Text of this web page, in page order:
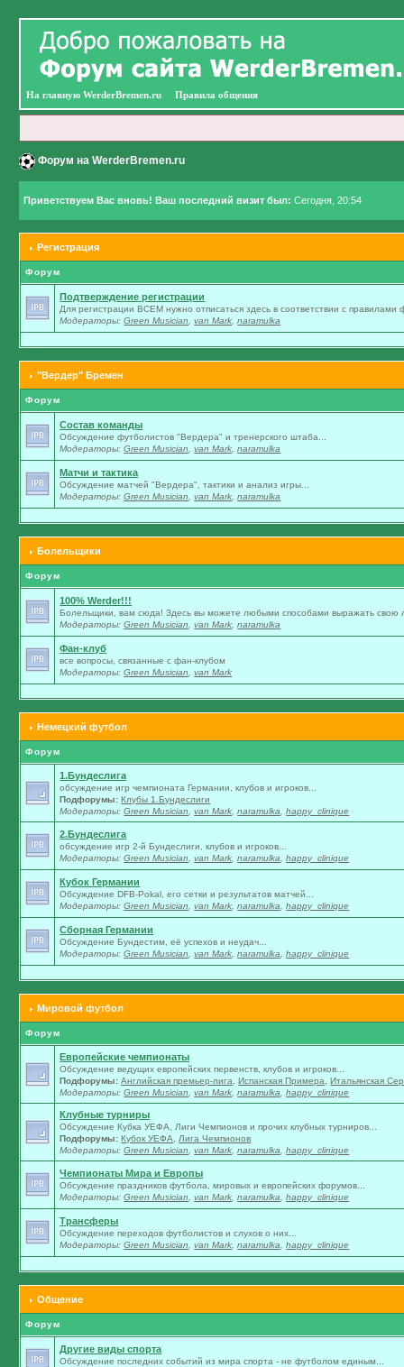
На главную WerderBremen.ru Правила общения
Форум на WerderBremen.ru
Приветствуем Вас вновь! Ваш последний визит был:Сегодня, 20:54
Регистрация
Форум
Подтверждение регистрации
Для регистрации ВСЕМ нужно отписаться здесь в соответствии с правилами
Модераторы:Green Musician ,van Mark ,naramulka
"Вердер" Бремен
Форум
Состав команды
Обсуждение футболистов "Вердера" и тренерского штаба...
Модераторы:Green Musician ,van Mark ,naramulka
Матчи и тактика
Обсуждение матчей "Вердера", тактики и анализ игры...
Модераторы:Green Musician ,van Mark ,naramulka
Болельщики
Форум
100% Werder!!!
Болельщики, вам сюда! Здесь вы можете любыми способами выражать свою
Модераторы:Green Musician ,van Mark ,naramulka
Фан-клуб
все вопросы, связанные с фан-клубом
Модераторы:Green Musician ,van Mark
Немецкий футбол
Форум
1.Бундеслига
обсуждение игр чемпионата Германии, клубов и игроков...
Подфорумы: Клубы 1.Бундеслиги
Модераторы:Green Musician ,van Mark ,naramulka ,happy_clinique
2.Бундеслига
обсуждение игр 2-й Бундеслиги, клубов и игроков...
Модераторы:Green Musician ,van Mark ,naramulka ,happy_clinique
Кубок Германии
Обсуждение DFB-Pokal, его сетки и результатов матчей...
Модераторы:Green Musician ,van Mark ,naramulka ,happy_clinique
Сборная Германии
Обсуждение Бундестим, её успехов и неудач...
Модераторы:Green Musician ,van Mark ,naramulka ,happy_clinique
Мировой футбол
Форум
Европейские чемпионаты
Обсуждение ведущих европейских первенств, клубов и игроков...
Подфорумы: Английская премьер-лига ,Испанская Примера ,Итальянская
Модераторы:Green Musician ,van Mark ,naramulka ,happy_clinique
Клубные турниры
Обсуждение Кубка УЕФА, Лиги Чемпионов и прочих клубных турниров...
Подфорумы: Кубок УЕФА
Лига Чемпионов
Модераторы:Green Musician ,van Mark ,naramulka ,happy_clinique
Чемпионаты Мира и Европы
Обсуждение праздников футбола, мировых и европейских форумов...
Модераторы:Green Musician ,van Mark ,naramulka ,happy_clinique
Трансферы
Обсуждение переходов футболистов и слухов о них...
Модераторы:Green Musician ,van Mark ,naramulka ,happy_clinique
Общение
Форум
Другие виды спорта
Обсуждение последних событий из мира спорта - не футболом единым...